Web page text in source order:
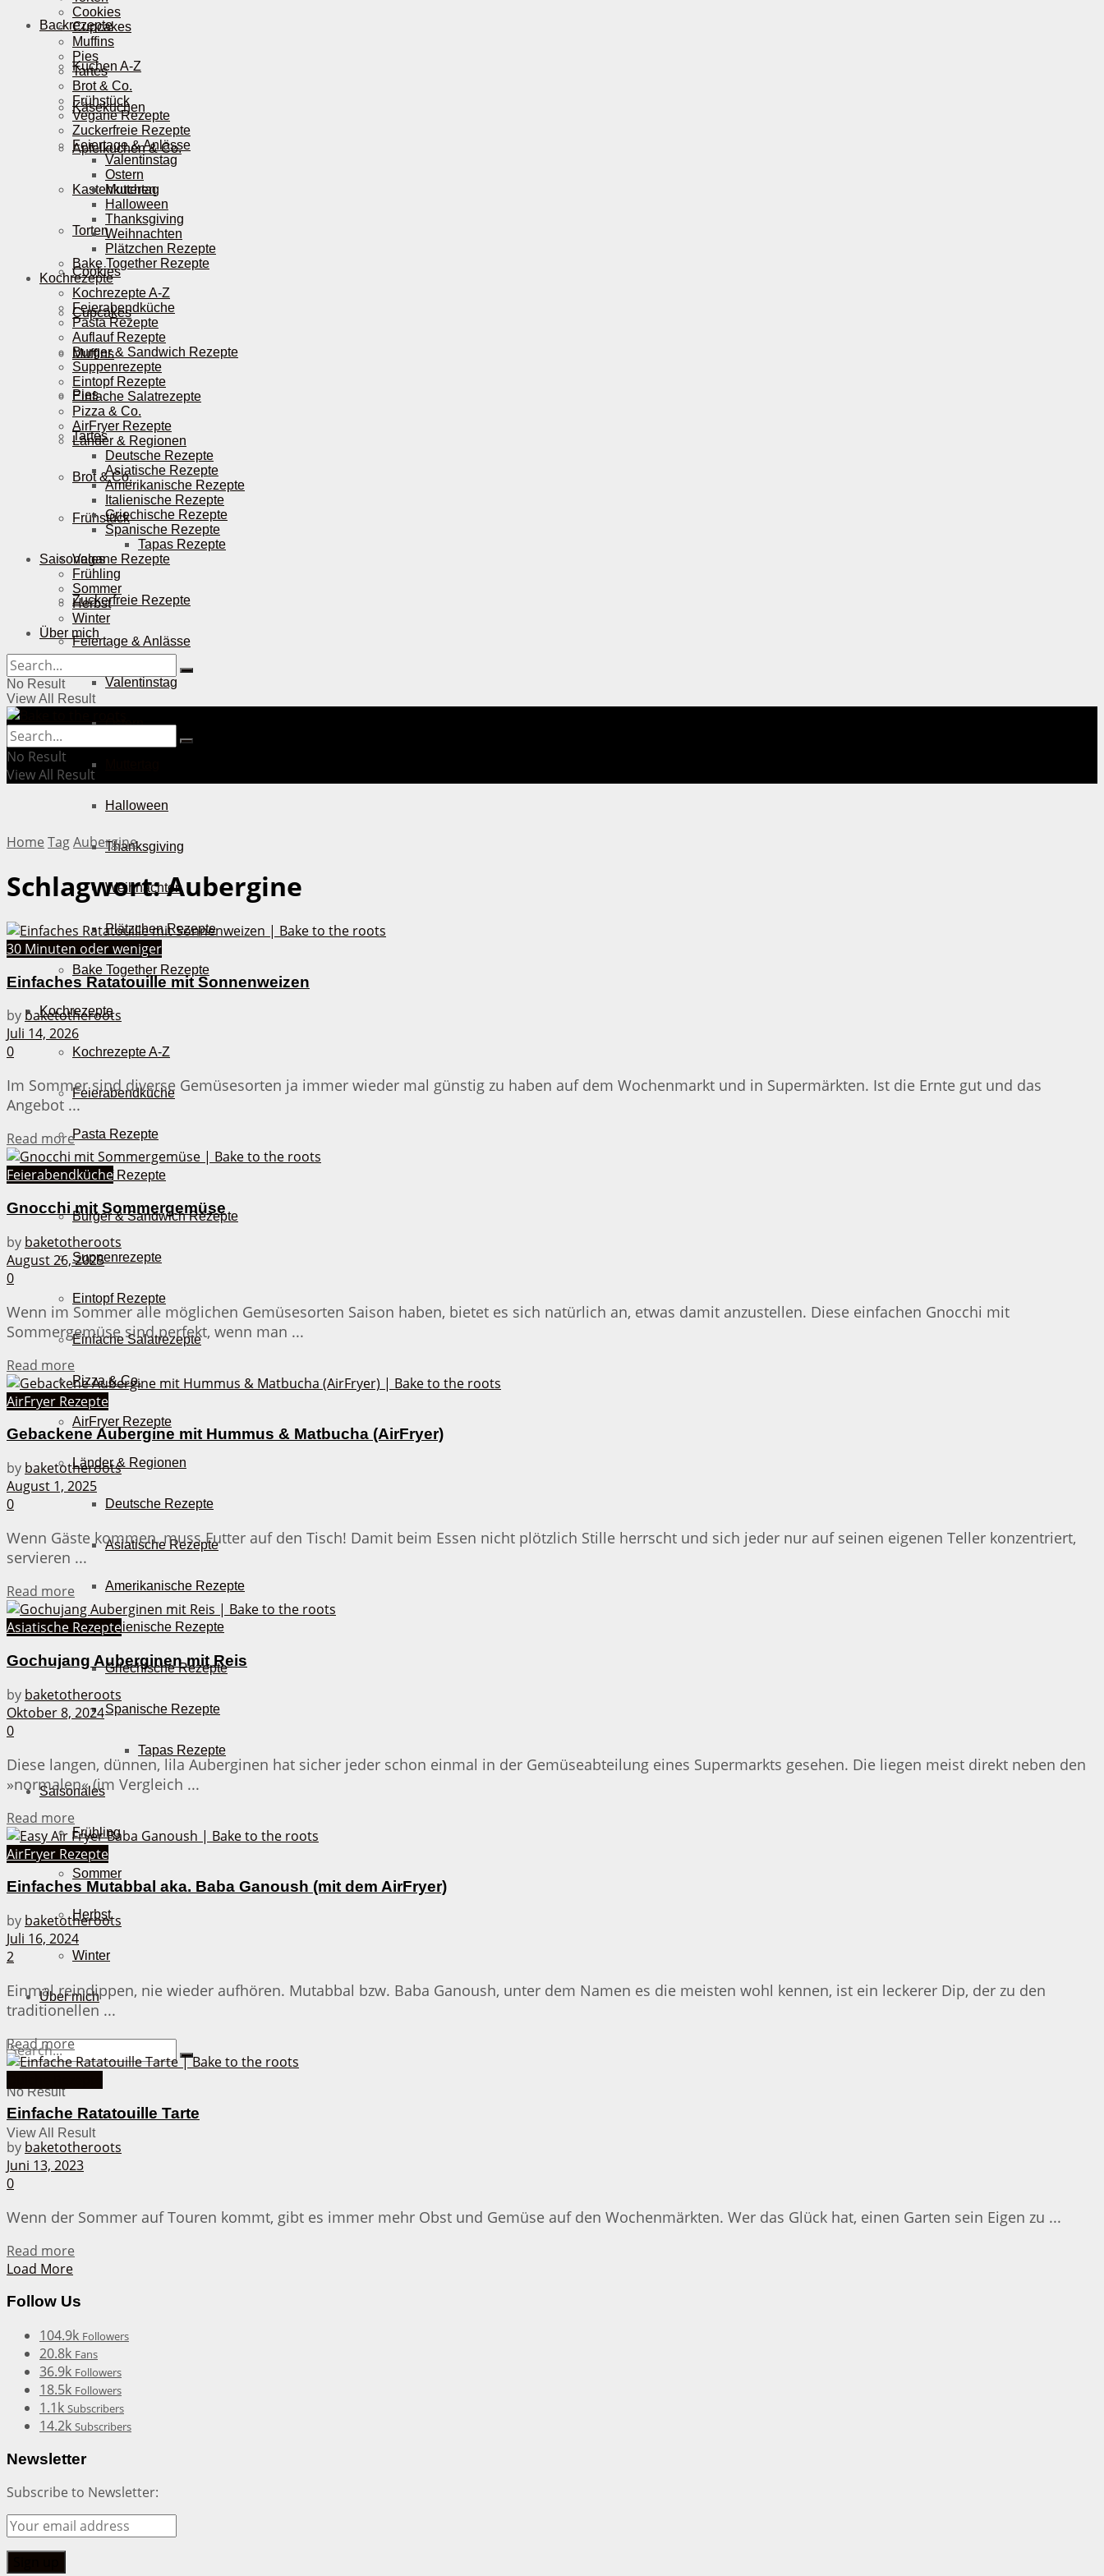
Backrezepte
Kuchen A-Z
Käsekuchen
Apfelkuchen & Co.
Kastenkuchen
Torten
Cookies
Cupcakes
Muffins
Pies
Tartes
Brot & Co.
Frühstück
Vegane Rezepte
Zuckerfreie Rezepte
Feiertage & Anlässe
Valentinstag
Ostern
Halloween
Thanksgiving
Weihnachten
Plätzchen Rezepte
Bake Together Rezepte
Kochrezepte
Kochrezepte A-Z
Feierabendküche
Pasta Rezepte
Auflauf Rezepte
Burger & Sandwich Rezepte
Suppenrezepte
Eintopf Rezepte
Einfache Salatrezepte
Pizza & Co.
AirFryer Rezepte
Länder & Regionen
Deutsche Rezepte
Asiatische Rezepte
Amerikanische Rezepte
Italienische Rezepte
Griechische Rezepte
Spanische Rezepte
Tapas Rezepte
Saisonales
Frühling
Sommer
Herbst
Winter
Über mich
No Result
View All Result
Cookies
Cupcakes
Muffins
Pies
Tartes
Brot & Co.
Frühstück
Vegane Rezepte
Zuckerfreie Rezepte
Feiertage & Anlässe
Valentinstag
Ostern
Muttertag
Halloween
Thanksgiving
Weihnachten
Plätzchen Rezepte
Bake Together Rezepte
Kochrezepte
Kochrezepte A-Z
Feierabendküche
Pasta Rezepte
Auflauf Rezepte
Burger & Sandwich Rezepte
Suppenrezepte
Eintopf Rezepte
Einfache Salatrezepte
Pizza & Co.
AirFryer Rezepte
Länder & Regionen
Deutsche Rezepte
Asiatische Rezepte
Amerikanische Rezepte
Italienische Rezepte
Griechische Rezepte
Spanische Rezepte
Tapas Rezepte
Saisonales
Frühling
Sommer
Herbst
Winter
Über mich
No Result
View All Result
No Result
View All Result
Home TagAubergine
Schlagwort:Aubergine
30 Minuten oder weniger
Einfaches Ratatouille mit Sonnenweizen
by baketotheroots
Juli 14, 2026
0
Im Sommer sind diverse Gemüsesorten ja immer wieder mal günstig zu haben auf dem Wochenmarkt und in Supermärkten. Ist die Ernte gut und das
Angebot ...
Read moreDetails
Feierabendküche
Gnocchi mit Sommergemüse
by baketotheroots
August 26, 2025
0
Wenn im Sommer alle möglichen Gemüsesorten Saison haben, bietet es sich natürlich an, etwas damit anzustellen. Diese einfachen Gnocchi mit
Sommergemüse sind perfekt, wenn man ...
Read more
AirFryer Rezepte
Gebackene Aubergine mit Hummus & Matbucha (AirFryer)
by baketotheroots
August 1, 2025
0
Wenn Gäste kommen, muss Futter auf den Tisch! Damit beim Essen nicht plötzlich Stille herrscht und sich jeder nur auf seinen eigenen Teller konzentriert,
servieren ...
Read more Details
Asiatische Rezepte
Gochujang Auberginen mit Reis
by baketotheroots
Oktober 8, 2024
0
Diese langen, dünnen, lila Auberginen hat sicher jeder schon einmal in der Gemüseabteilung eines Supermarkts gesehen. Die liegen meist direkt neben den
»normalen« (im Vergleich ...
Read more
AirFryer Rezepte
Einfaches Mutabbal aka. Baba Ganoush (mit dem AirFryer)
by baketotheroots
Juli 16, 2024
2
Einmal reindippen, nie wieder aufhören. Mutabbal bzw. Baba Ganoush, unter dem Namen es die meisten wohl kennen, ist ein leckerer Dip, der zu den
traditionellen ...
Read moreDetails
Einfache Ratatouille Tarte
by baketotheroots
Juni 13, 2023
0
Wenn der Sommer auf Touren kommt, gibt es immer mehr Obst und Gemüse auf den Wochenmärkten. Wer das Glück hat, einen Garten sein Eigen zu ...
Read more
Load More
Follow Us
104.9k Followers
20.8k Fans
36.9k Followers
18.5k Followers
1.1k Subscribers
14.2k Subscribers
Newsletter
Subscribe to Newsletter: